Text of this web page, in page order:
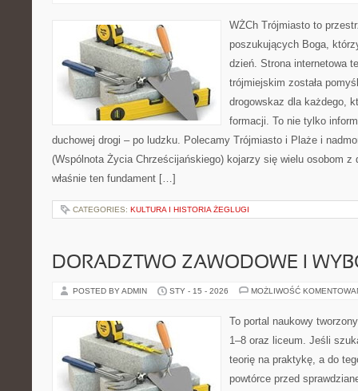
WŻCh Trójmiasto to
poszukujących Boga,
dzień. Strona internetowa
trójmiejskim została
drogowskaz dla każdego,
formacji. To nie tylko
duchowej drogi – po ludzku. Polecamy Trójmiasto i Plaże i
(Wspólnota Życia Chrześcijańskiego) kojarzy się wielu osobom z
właśnie ten fundament […]
CATEGORIES: KULTURA I HISTORIA ŻEGLUGI
DORADZTWO ZAWODOWE I
POSTED BY ADMIN STY - 15 - 2026 MOŻLIWOŚĆ
To portal naukowy
1–8 oraz liceum. Jeśli
teorię na praktykę, a do
powtórce przed